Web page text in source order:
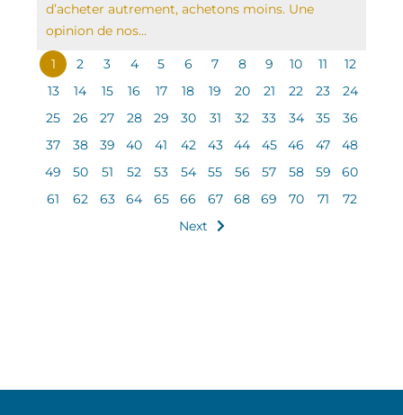
d’acheter autrement, achetons moins. Une
opinion de nos...
1 2 3 4 5 6 7 8 9 10 11
12
13
14 15 16 17 18 19 20 21 22 23
24
25
26 27 28 29 30 31 32 33 34 35
36
37
38 39 40 41 42 43 44 45 46 47
48
49
50 51 52 53 54 55 56 57 58 59
60
61
62 63 64 65 66 67 68 69 70 71
72
Next